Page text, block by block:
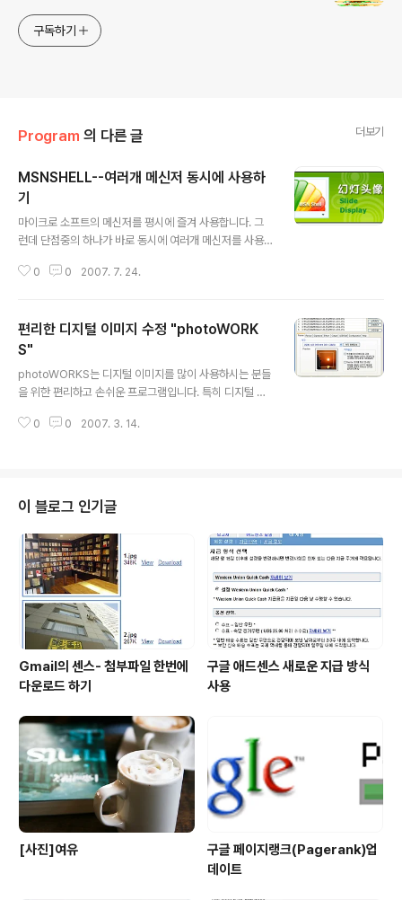
구독하기
Program 의 다른 글 더보기
MSNSHELL--여러개 메신저 동시에 사용하
기
마이크로 소프트의 메신저를 평시에 즐겨 사용합니다. 그
런데 단점중의 하나가 바로 동시에 여러개 메신저를 사용
가 있는데 메신저를 여러개 동시에 사용 할 수 있을 뿐만아
능하며 그리고 화면 캡처 기능도 됩니다. 이 프로그램은 완
전 무료 소프트 웨어입니다. 저가 몇년동안 사용해보았는
데 아주 괜찮은것이라서 강력 추천합니다. 중문,영문버젼
모두 있습니다. 프로그램 설치 할때 언어선택을 하시면 됩
0 0 2007. 7. 24.
편리한 디지털 이미지 수정 "photoWORK
S"
photoWORKS는 디지털 이미지를 많이 사용하시는 분들
을 위한 편리하고 손쉬운 프로그램입니다. 특히 디지털 카
포토샵처럼 덩치크고 사용하기 불편한 프로그램들보다도
습니다. 다양한 액자기능의 적용으로 사진을 보다 품위있
게 만들수 있으며, 그래픽 도구들에서 제공해주는 Auto L
evel, Sharpen, Rotate등 다양한 Effect 효과도 그대로
재현해 줍니다. HTML 생성기능을 이용해서 그림이나 사
진을 손쉽게 홈페이지에 적용시키실수 있습니다. 홈페이지
에 사진을 많이 올리시는 분들에게도..
0 0 2007. 3. 14.
이 블로그 인기글
Gmail의 센스- 첨부파일 한번에
다운로드 하기
구글 애드센스 새로운 지급 방식
사용
[사진]여유
구글 페이지랭크(Pagerank)업
데이트